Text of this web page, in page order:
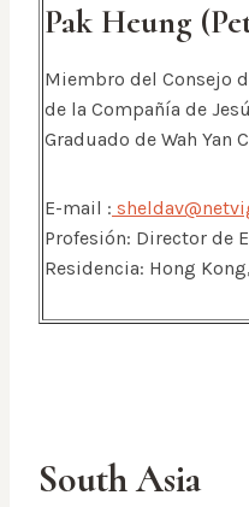
Pak Heung
Miembro del Consejo
de la Compañía de
Graduado de Wah Yan
E-mail :
Profesión: Director de
Residencia: Hong
South Asia